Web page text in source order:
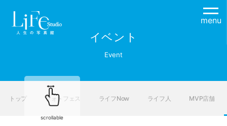
menu
イベント
Event
トップ フォトフェス ライフNow ライフ人 MVP店舗